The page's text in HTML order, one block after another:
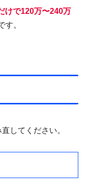
けで120万〜240万
。
してください。